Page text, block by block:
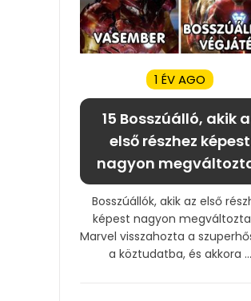
1 ÉV AGO
15 Bosszúálló, akik
első részhez képest
nagyon
Bosszúállók, akik az első
képest nagyon
Marvel visszahozta a
a köztudatba, és akkora ...